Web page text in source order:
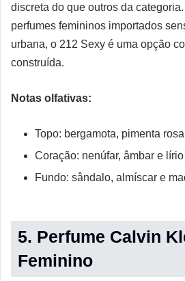
discreta do que outros da
perfumes femininos importados
urbana, o 212 Sexy é uma opção
construída.
Notas olfativas:
Topo: bergamota, pimenta
Coração: nenúfar, âmbar e
Fundo: sândalo, almíscar e
5. Perfume Calvin
Feminino